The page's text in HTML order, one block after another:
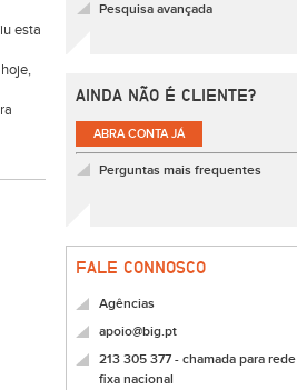
esta
Pesquisa avançada
AINDA NÃO É CLIENTE?
ABRA CONTA JÁ
Perguntas mais frequentes
FALE CONNOSCO
Agências
apoio@big.pt
213 305 377 - chamada para rede
fixa nacional